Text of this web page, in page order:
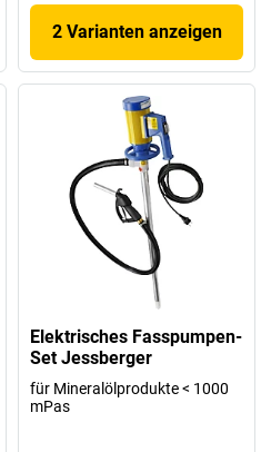
2 Varianten anzeigen
Elektrisches Fasspumpen-
Set Jessberger
für Mineralölprodukte < 1000
mPas